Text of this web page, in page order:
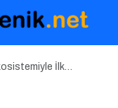
İlk
İlk Buluşma